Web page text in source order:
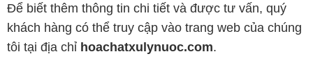
Để biết thêm thông tin chi tiết và được tư vấn, quý
khách hàng có thể truy cập vào trang web của chúng
tôi tại địa chỉ hoachatxulynuoc.com.